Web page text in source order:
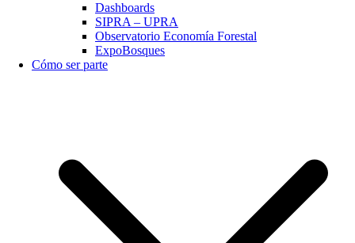
Dashboards
SIPRA – UPRA
Observatorio Economía Forestal
ExpoBosques
Cómo ser parte